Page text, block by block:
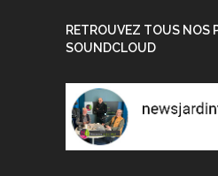
RETROUVEZ TOUS NOS
SOUNDCLOUD